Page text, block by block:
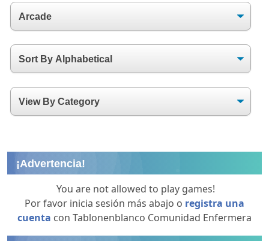
¡Advertencia!
You are not allowed to play games!
Por favor inicia sesión más abajo o registra una
cuenta con Tablonenblanco Comunidad Enfermera